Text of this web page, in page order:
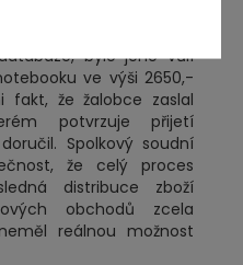
protože v
internetového
bylo jeho vůlí
ve výši 2650,-
fakt, že žalobce zaslal
potvrzuje přijetí
Spolkový soudní
že celý proces
distribuce zboží
obchodů zcela
reálnou možnost